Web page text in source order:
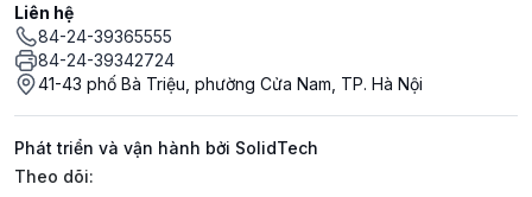
Liên hệ
84-24-39365555
84-24-39342724
41-43 phố Bà Triệu, phường Cửa Nam, TP. Hà Nội
Phát triển và vận hành bởi SolidTech
Mạng xã hội
Theo dõi: